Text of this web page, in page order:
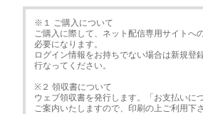
※１ ご購入について
ご購入に際して、ネット配信専用サイトへ
必要になります。
ログイン情報をお持ちでない場合は新規登
行なってください。
※２ 領収書について
ウェブ領収書を発行します。「お支払いに
ご案内いたしますので、印刷の上ご利用下さ